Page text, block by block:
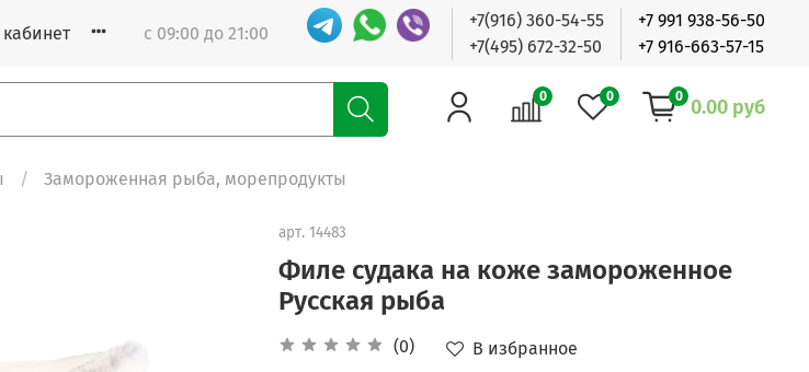
с 09:00 до 21:00
+7(916) 360-54-55
+7(495) 672-32-50
+7 991 938-56-50
+7 916-663-57-15
0 0 0 0.00 руб
Замороженная рыба, морепродукты
арт. 14483
Филе судака на коже замороженное
Русская рыба
(0)
В избранное